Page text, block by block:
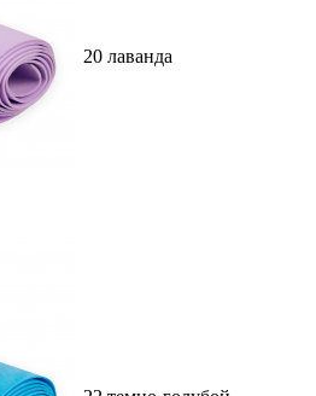
20 лаванда